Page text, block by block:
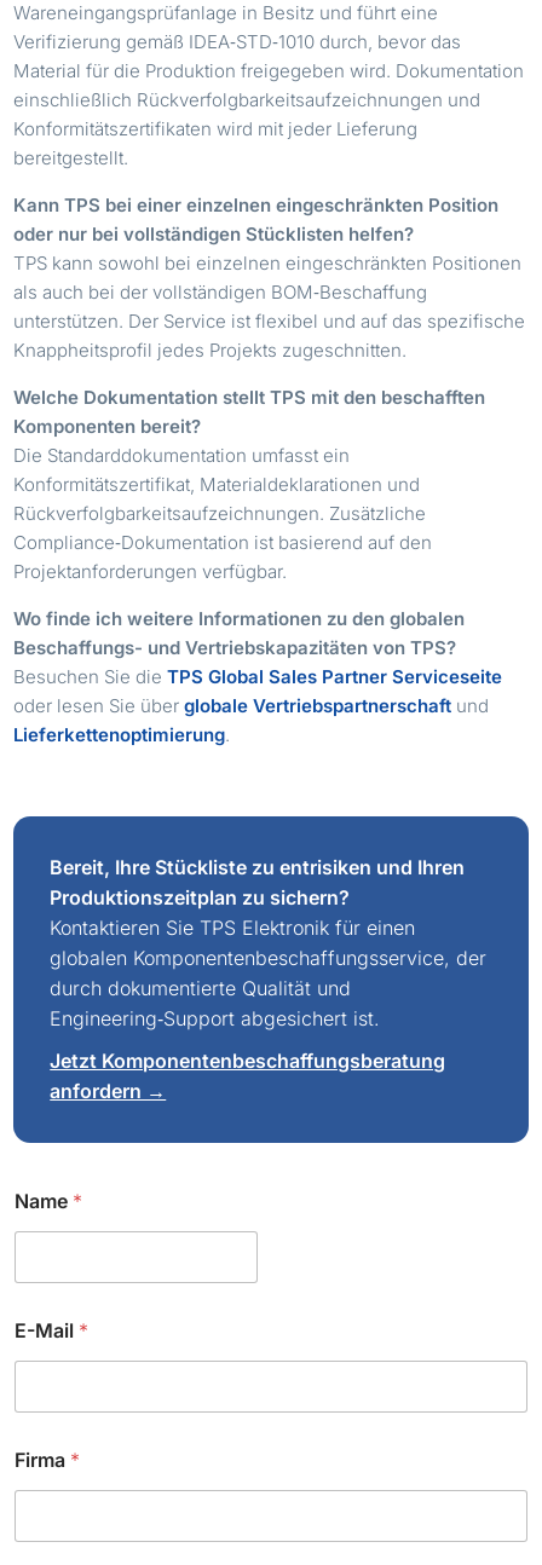
Wareneingangsprüfanlage in Besitz und führt eine
Verifizierung gemäß IDEA‑STD‑1010 durch, bevor das
Material für die Produktion freigegeben wird. Dokumentation
einschließlich Rückverfolgbarkeitsaufzeichnungen und
Konformitätszertifikaten wird mit jeder Lieferung
bereitgestellt.
Kann TPS bei einer einzelnen eingeschränkten Position
oder nur bei vollständigen Stücklisten helfen?
TPS kann sowohl bei einzelnen eingeschränkten Positionen
als auch bei der vollständigen BOM‑Beschaffung
unterstützen. Der Service ist flexibel und auf das spezifische
Knappheitsprofil jedes Projekts zugeschnitten.
Welche Dokumentation stellt TPS mit den beschafften
Komponenten bereit?
Die Standarddokumentation umfasst ein
Konformitätszertifikat, Materialdeklarationen und
Rückverfolgbarkeitsaufzeichnungen. Zusätzliche
Compliance‑Dokumentation ist basierend auf den
Projektanforderungen verfügbar.
Wo finde ich weitere Informationen zu den globalen
Beschaffungs- und Vertriebskapazitäten von TPS?
Besuchen Sie dieTPS Global Sales Partner Serviceseite
oder lesen Sie überglobale Vertriebspartnerschaft und
Lieferkettenoptimierung.
Bereit, Ihre Stückliste zu entrisiken und Ihren
Produktionszeitplan zu sichern?
Kontaktieren Sie TPS Elektronik für einen
globalen Komponentenbeschaffungsservice, der
durch dokumentierte Qualität und
Engineering‑Support abgesichert ist.
Jetzt Komponentenbeschaffungsberatung
anfordern →
Name *
E-Mail *
i
r
a
Firma *